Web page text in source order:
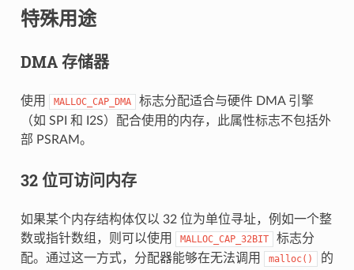
特殊用途
DMA 存储器
使用 MALLOC_CAP_DMA
标志分配适合与硬件 DMA 引擎
（如 SPI 和 I2S）配合使用的内存，此属性标志不包括外
部 PSRAM。
32 位可访问内存
如果某个内存结构体仅以 32 位为单位寻址，例如一个整
数或指针数组，则可以使用
MALLOC_CAP_32BIT
标志分
配。通过这一方式，分配器能够在无法调用
malloc()
的